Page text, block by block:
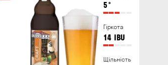
5°
Гіркота
14 IBU
Щільність